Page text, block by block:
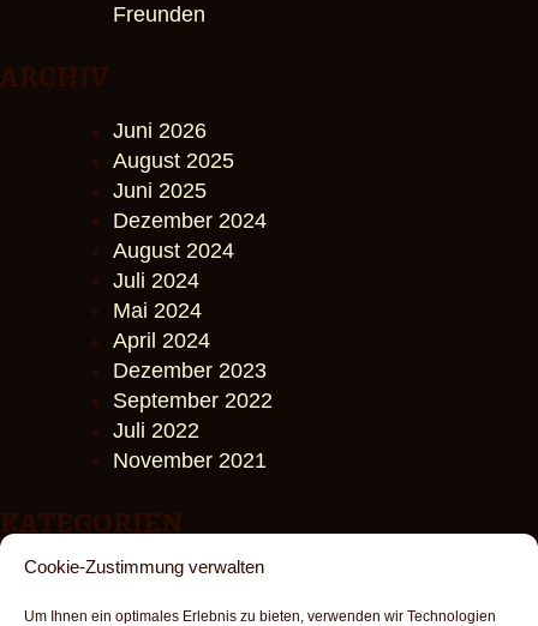
Cookie-Zustimmung verwalten
Um Ihnen ein optimales Erlebnis zu bieten, verwenden wir Technologien
Freunden
ARCHIV
Juni 2026
August 2025
Juni 2025
Dezember 2024
August 2024
Juli 2024
Mai 2024
April 2024
Dezember 2023
September 2022
Juli 2022
November 2021
KATEGORIEN
Aktuelles
Allgemein